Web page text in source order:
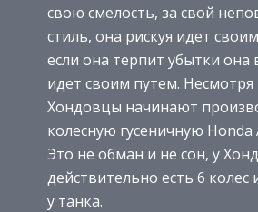
свою смелость, за свой
стиль, она рискуя идет
если она терпит убытки она
идет своим путем. Несмотря
Хондовцы начинают
колесную гусеничную Honda
Это не обман и не сон, у
действительно есть 6 колес
у танка.